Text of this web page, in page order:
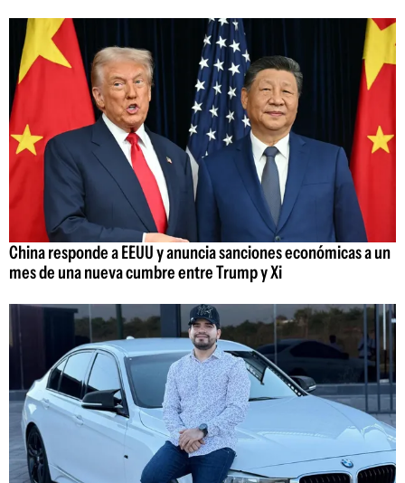
China responde a EEUU y anuncia sanciones económicas a un
mes de una nueva cumbre entre Trump y Xi